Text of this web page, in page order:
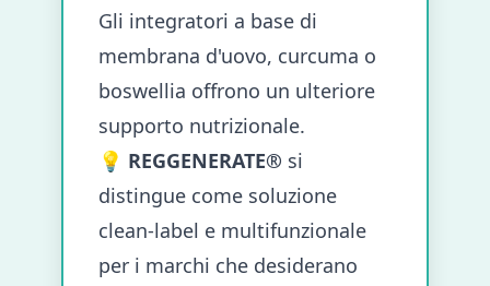
Gli integratori a base di
membrana d'uovo, curcuma o
boswellia offrono un ulteriore
supporto nutrizionale.
💡 REGGENERATE® si
distingue come soluzione
clean-label e multifunzionale
per i marchi che desiderano